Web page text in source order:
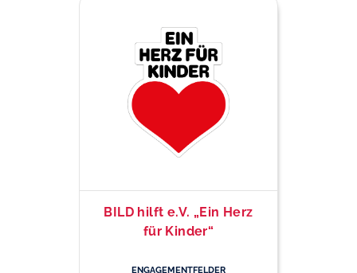
BILD hilft e.V. „Ein Herz
für Kinder“
ENGAGEMENTFELDER